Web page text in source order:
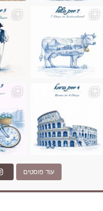
בחבל אלזס צרפת
בחופשה שבו הכל נהיה
Instagram post
17994326828955248
עוד פוסטים